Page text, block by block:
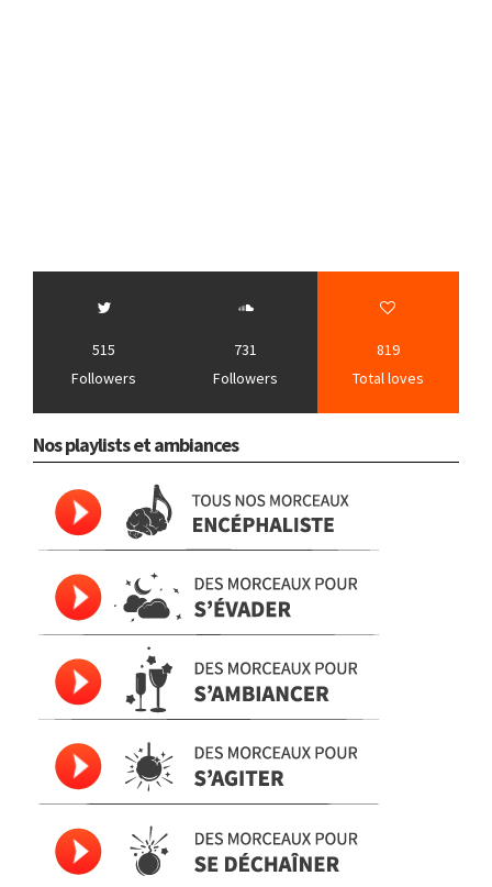
515
Followers
731
Followers
819
Total loves
Nos playlists et ambiances